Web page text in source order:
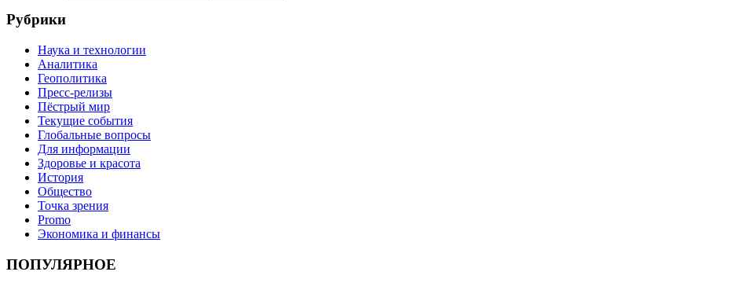
Рубрики
Наука и технологии
Аналитика
Геополитика
Пресс-релизы
Пёстрый мир
Текущие события
Глобальные вопросы
Для информации
Здоровье и красота
История
Общество
Точка зрения
Promo
Экономика и финансы
ПОПУЛЯРНОЕ